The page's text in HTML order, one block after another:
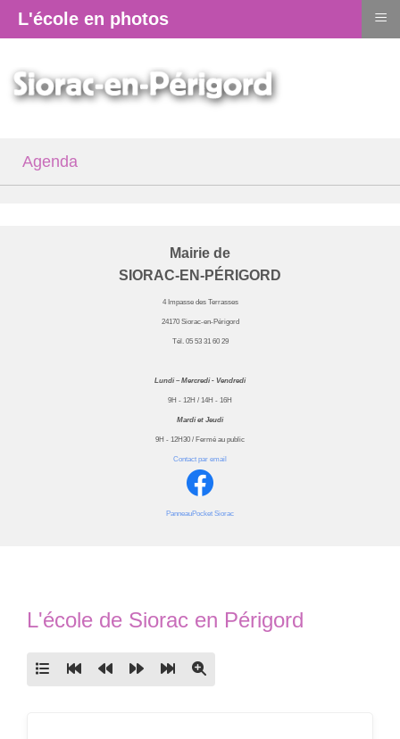
Agenda
Mairie de
SIORAC-EN-PÉRIGORD
4 Impasse des Terrasses
24170 Siorac-en-Périgord
Tél. 05 53 31 60 29
Lundi – Mercredi - Vendredi
9H - 12H / 14H - 16H
Mardi et Jeudi
9H - 12H30 / Fermé au public
Contact par email
PanneauPocket Siorac
L'école de Siorac en Périgord
L'école en photos ≡